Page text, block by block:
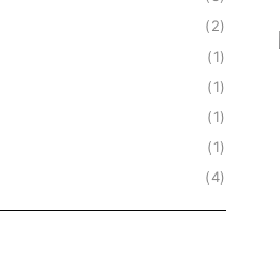
2
1
1
1
1
4